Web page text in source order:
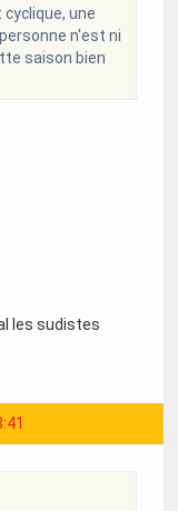
une
n'est ni
saison bien
les sudistes